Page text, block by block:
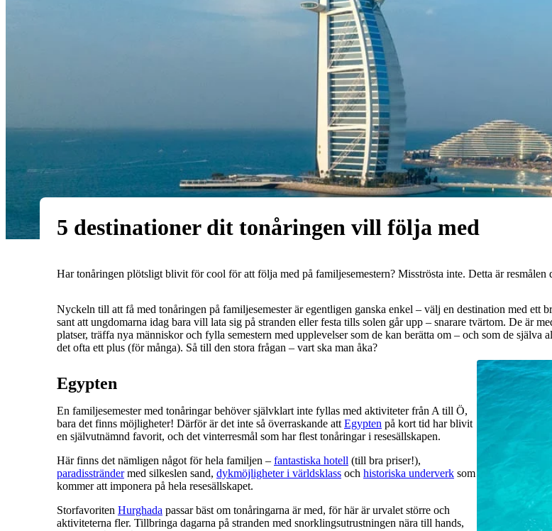
5 destinationer dit tonåringen vill följa med
Har tonåringen plötsligt blivit för cool för att följa med på familjesemestern? Misströsta inte. Detta är
Nyckeln till att få med tonåringen på familjesemester är egentligen ganska enkel – välj en destination med
sant att ungdomarna idag bara vill lata sig på stranden eller festa tills solen går upp – snarare tvärtom. De är
platser, träffa nya människor och fylla semestern med upplevelser som de kan berätta om – och som de
det ofta ett plus (för många). Så till den stora frågan – vart ska man åka?
Egypten
En familjesemester med tonåringar behöver självklart inte fyllas med aktiviteter från A till Ö,
bara det finns möjligheter! Därför är det inte så överraskande att Egypten på kort tid har blivit
en självutnämnd favorit, och det vinterresmål som har flest tonåringar i resesällskapen.
Här finns det nämligen något för hela familjen – fantastiska hotell (till bra priser!),
paradissträndermed silkeslen sand, dykmöjligheter i världsklass och historiska underverk som
kommer att imponera på hela resesällskapet.
Storfavoriten Hurghada passar bäst om tonåringarna är med, för här är urvalet större och
aktiviteterna fler. Tillbringa dagarna på stranden med snorklingsutrustningen nära till hands,